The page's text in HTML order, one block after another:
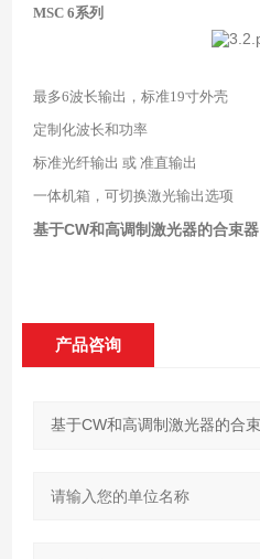
MSC 6系列
最多6波长输出，标准19寸外壳
定制化波长和功率
标准光纤输出 或 准直输出
一体机箱，可切换激光输出选项
基于CW和高调制激光器的合束器
产品咨询